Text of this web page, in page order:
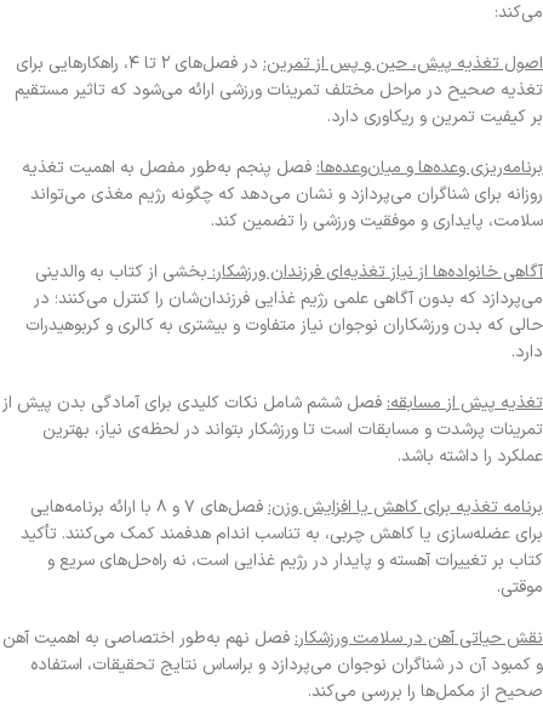
می‌کند:
اصول تغذیه پیش، حین و پس از تمرین:
در فصل‌های ۲ تا ۴، راهکارهایی برای
تغذیه صحیح در مراحل مختلف تمرینات ورزشی ارائه می‌شود که تاثیر مستقیم
بر کیفیت تمرین و ریکاوری دارد.
برنامه‌ریزی وعده‌ها و میان‌وعده‌ها:فصل پنجم به‌طور مفصل به اهمیت تغذیه
روزانه برای شناگران می‌پردازد و نشان می‌دهد که چگونه رژیم مغذی می‌تواند
سلامت، پایداری و موفقیت ورزشی را تضمین کند.
آگاهی خانواده‌ها از نیاز تغذیه‌ای فرزندان ورزشکار:بخشی از کتاب به والدینی
می‌پردازد که بدون آگاهی علمی رژیم غذایی فرزندان‌شان را کنترل می‌کنند؛ در
حالی که بدن ورزشکاران نوجوان نیاز متفاوت و بیشتری به کالری و کربوهیدرات
دارد.
تغذیه پیش از مسابقه:فصل ششم شامل نکات کلیدی برای آمادگی بدن پیش از
تمرینات پرشدت و مسابقات است تا ورزشکار بتواند در لحظه‌ی نیاز، بهترین
عملکرد را داشته باشد.
برنامه تغذیه برای کاهش یا افزایش وزن:
فصل‌های ۷ و ۸ با ارائه برنامه‌هایی
برای عضله‌سازی یا کاهش چربی، به تناسب اندام هدفمند کمک می‌کنند. تأکید
کتاب بر تغییرات آهسته و پایدار در رژیم غذایی است، نه راه‌حل‌های سریع و
موقتی.
نقش حیاتی آهن در سلامت ورزشکار:فصل نهم به‌طور اختصاصی به اهمیت آهن
و کمبود آن در شناگران نوجوان می‌پردازد و براساس نتایج تحقیقات، استفاده
صحیح از مکمل‌ها را بررسی می‌کند.